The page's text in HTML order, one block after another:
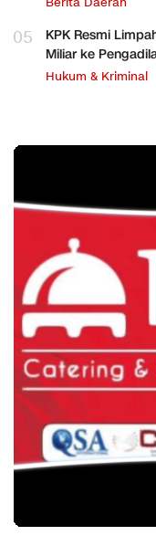
05
KPK Resmi
Miliar ke
Hukum & Kriminal